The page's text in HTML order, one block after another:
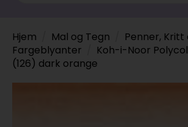
Hjem Mal og Tegn
Penner, Kritt
Fargeblyanter
Koh-i-Noor
(126) dark orange